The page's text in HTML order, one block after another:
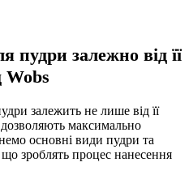
пудри залежно від її
Wobs
залежить не лише від її
дозволяють максимально
основні види пудри та
зроблять процес нанесення